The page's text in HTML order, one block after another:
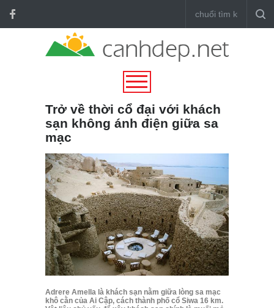
Trở về thời cổ đại với khách
sạn không ánh điện giữa sa
mạc
Adrere Amella là khách sạn nằm giữa lòng sa mạc
khô cằn của Ai Cập, cách thành phố cổ Siwa 16 km.